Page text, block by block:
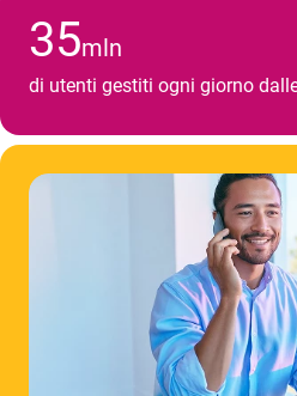
35mln
di utenti gestiti ogni giorno